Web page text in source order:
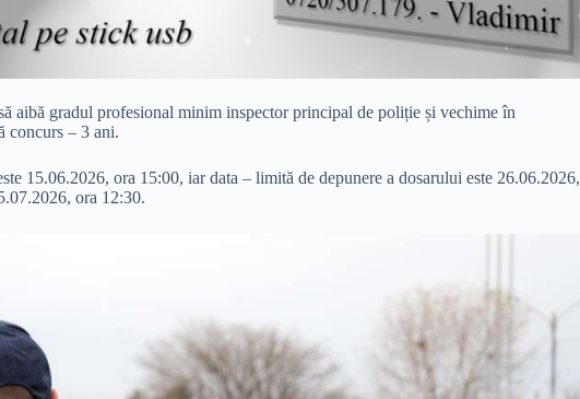
aibă gradul profesional minim inspector principal de poliție și vechime în
concurs – 3 ani.
15.06.2026, ora 15:00, iar data – limită de depunere a dosarului este 26.06.2026,
ora 12:30.